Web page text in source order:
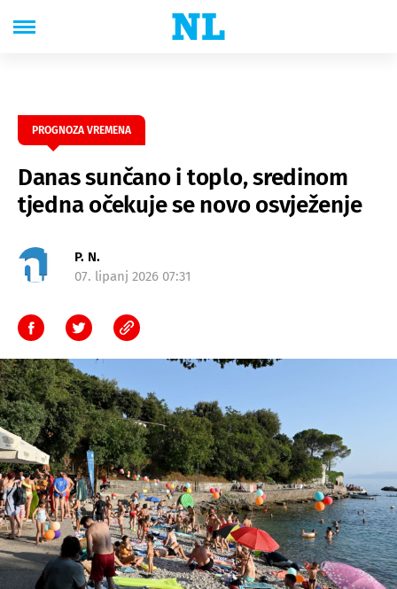
PROGNOZA VREMENA
Danas sunčano i toplo, sredinom
tjedna očekuje se novo osvježenje
P. N.
07. lipanj 2026 07:31